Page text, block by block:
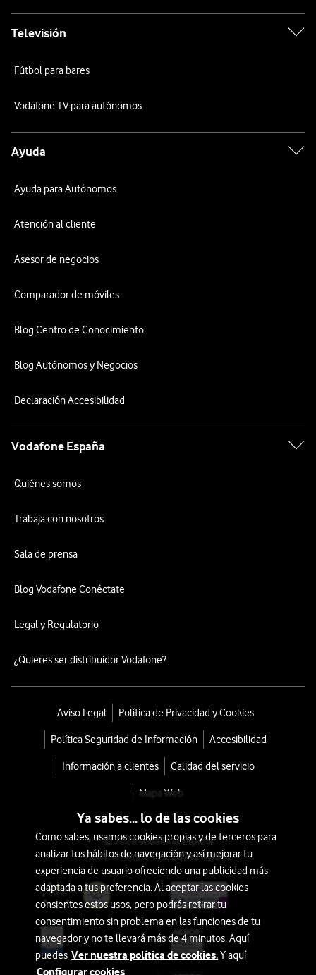
Televisión
Fútbol para bares
Vodafone TV para autónomos
Ayuda
Ayuda para Autónomos
Atención al cliente
Asesor de negocios
Comparador de móviles
Blog Centro de Conocimiento
Blog Autónomos y Negocios
Declaración Accesibilidad
Vodafone España
Quiénes somos
Trabaja con nosotros
Sala de prensa
Blog Vodafone Conéctate
Legal y Regulatorio
¿Quieres ser distribuidor Vodafone?
Aviso Legal Política de Privacidad y Cookies
Política Seguridad de Información Accesibilidad
Información a clientes Calidad del servicio
Mapa Web
© 2026 Vodafone España
Avda. América 115, 28042 Madrid
Ya sabes... lo de las cookies
Como sabes, usamos cookies propias y de terceros para
analizar tus hábitos de navegación y así mejorar tu
experiencia de usuario ofreciendo una publicidad más
adaptada a tus preferencia. Al aceptar las cookies
consientes estos usos, pero podrás retirar tu
consentimiento sin problema en las funciones de tu
navegador y no te llevará más de 4 minutos. Aquí
puedes Ver nuestra política de cookies.Y aquí
Configurar cookies